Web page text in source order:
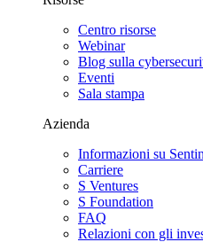
Centro risorse
Webinar
Blog sulla
Eventi
Sala stampa
Azienda
Informazioni su
Carriere
S Ventures
S Foundation
FAQ
Relazioni con gli